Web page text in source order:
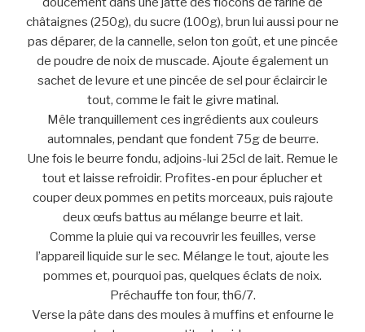
châtaignes (250g), du sucre (100g), brun lui aussi pour ne
pas déparer, de la cannelle, selon ton goût, et une pincée
de poudre de noix de muscade. Ajoute également un
sachet de levure et une pincée de sel pour éclaircir le
tout, comme le fait le givre matinal.
Mêle tranquillement ces ingrédients aux couleurs
automnales, pendant que fondent 75g de beurre.
Une fois le beurre fondu, adjoins-lui 25cl de lait. Remue le
tout et laisse refroidir. Profites-en pour éplucher et
couper deux pommes en petits morceaux, puis rajoute
deux œufs battus au mélange beurre et lait.
Comme la pluie qui va recouvrir les feuilles, verse
l’appareil liquide sur le sec. Mélange le tout, ajoute les
pommes et, pourquoi pas, quelques éclats de noix.
Préchauffe ton four, th6/7.
Verse la pâte dans des moules à muffins et enfourne le